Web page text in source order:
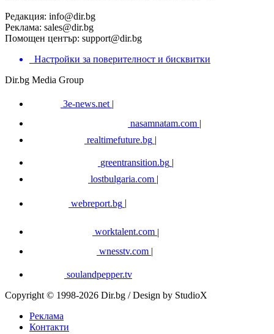
Редакция: info@dir.bg
Реклама: sales@dir.bg
Помощен център: support@dir.bg
Настройки за поверителност и бисквитки
Dir.bg Media Group
3e-news.net |
nasamnatam.com |
realtimefuture.bg |
greentransition.bg |
lostbulgaria.com |
webreport.bg
worktalent.com |
wnesstv.com |
soulandpepper.tv
Copyright © 1998-2026 Dir.bg / Design by StudioX
Реклама
Контакти